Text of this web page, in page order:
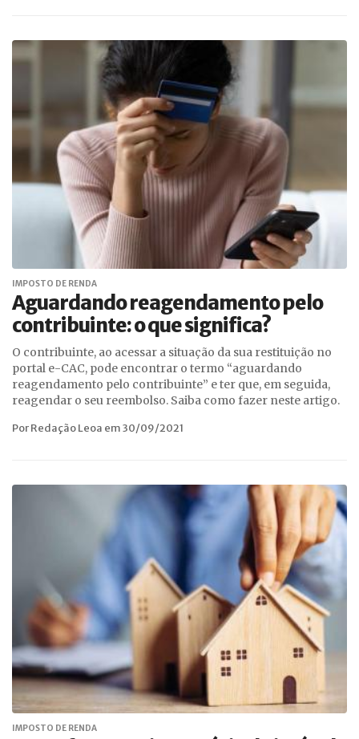
IMPOSTO DE RENDA
Aguardando reagendamento pelo
contribuinte: o que significa?
O contribuinte, ao acessar a situação da sua restituição no
portal e-CAC, pode encontrar o termo “aguardando
reagendamento pelo contribuinte” e ter que, em seguida,
reagendar o seu reembolso. Saiba como fazer neste artigo.
Por Redação Leoa em 30/09/2021
IMPOSTO DE RENDA